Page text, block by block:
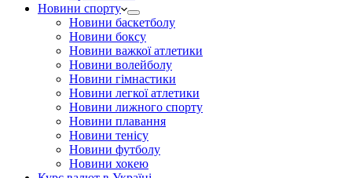
Новини спорту
Новини баскетболу
Новини боксу
Новини важкої атлетики
Новини волейболу
Новини гімнастики
Новини легкої атлетики
Новини лижного спорту
Новини плавання
Новини тенісу
Новини футболу
Новини хокею